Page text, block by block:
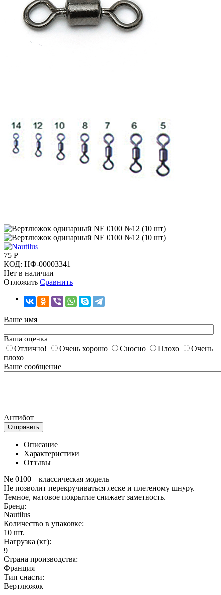
75 Р
КОД: НФ-00003341
Нет в наличии
Отложить Сравнить
Ваше имя
Ваша оценка
Отлично!
Очень хорошо Сносно Плохо
Очень
плохо
Ваше сообщение
Антибот
Отправить
Описание
Характеристики
Отзывы
Ne 0100 – классическая модель.
Не позволит перекручиваться леске и плетеному шнуру.
Темное, матовое покрытие снижает заметность.
Бренд:
Nautilus
Количество в упаковке:
10 шт.
Нагрузка (кг):
9
Страна производства:
Франция
Тип снасти:
Вертлюжок